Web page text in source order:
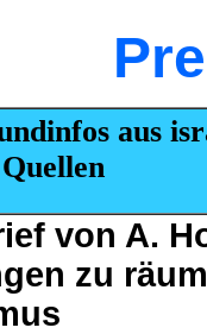
aus
von A.
zu